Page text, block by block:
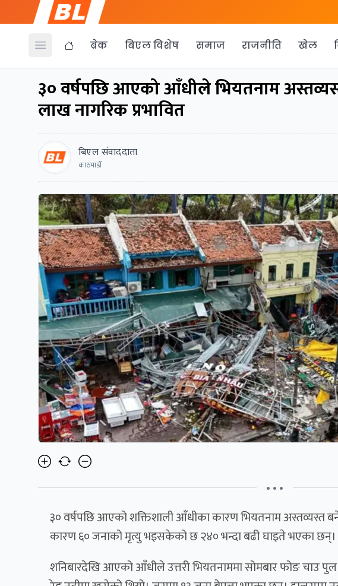
Open menu ब्रेक बिएल विशेष समाज राजनीति खेल
३० वर्षपछि आएको आँधीले भियतनाम
लाख नागरिक प्रभावित
बिएल संवाददाता
काठमाडौँ
• • •
३० वर्षपछि आएको शक्तिशाली आँधीका कारण भियतनाम अस्तव्यस्त
कारण ६० जनाको मृत्यु भइसकेको छ २४० भन्दा बढी घाइते भएका छन्।
शनिबारदेखि आएको आँधीले उत्तरी भियतनाममा सोमबार फोङ चाउ